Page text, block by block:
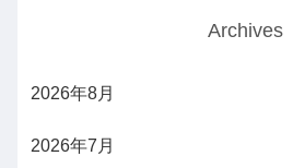
Archives
2026年8月
2026年7月